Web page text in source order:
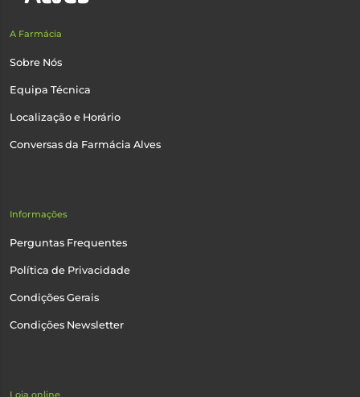
A Farmácia
Sobre Nós
Equipa Técnica
Localização e Horário
Conversas da Farmácia Alves
Informações
Perguntas Frequentes
Política de Privacidade
Condições Gerais
Condições Newsletter
Loja online